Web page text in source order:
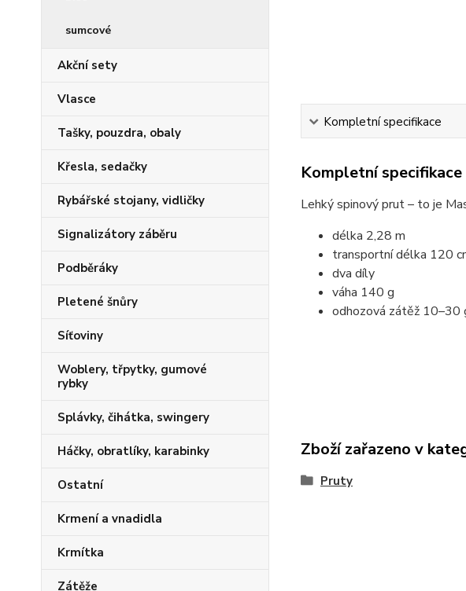
sumcové
Akční sety
Vlasce
Tašky, pouzdra, obaly
Křesla, sedačky
Rybářské stojany, vidličky
Signalizátory záběru
Podběráky
Pletené šnůry
Síťoviny
Woblery, třpytky, gumové
rybky
Splávky, čihátka, swingery
Háčky, obratlíky, karabinky
Ostatní
Krmení a vnadidla
Krmítka
Zátěže
Kompletní specifikace
Kompletní specifikace
Lehký spinový prut – to je
délka 2,28 m
transportní délka 120
dva díly
váha 140 g
odhozová zátěž 10–30
Zboží zařazeno v
Pruty